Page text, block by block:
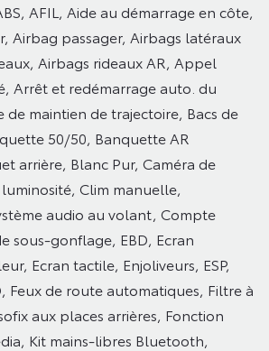
AFIL, Aide au démarrage en côte,
Airbag passager, Airbags latéraux
Airbags rideaux AR, Appel
Arrêt et redémarrage auto. du
de maintien de trajectoire, Bacs de
50/50, Banquette AR
arrière, Blanc Pur, Caméra de
Clim manuelle,
audio au volant, Compte
sous-gonflage, EBD, Ecran
Ecran tactile, Enjoliveurs, ESP,
Feux de route automatiques, Filtre à
aux places arrières, Fonction
Kit mains-libres Bluetooth,